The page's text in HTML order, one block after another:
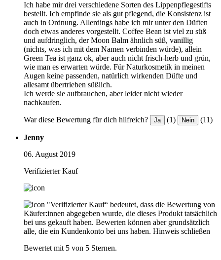
Ich habe mir drei verschiedene Sorten des Lippenpflegestifts
bestellt. Ich empfinde sie als gut pflegend, die Konsistenz ist
auch in Ordnung. Allerdings habe ich mir unter den Düften
doch etwas anderes vorgestellt. Coffee Bean ist viel zu süß
und aufdringlich, der Moon Balm ähnlich süß, vanillig
(nichts, was ich mit dem Namen verbinden würde), allein
Green Tea ist ganz ok, aber auch nicht frisch-herb und grün,
wie man es erwarten würde. Für Naturkosmetik in meinen
Augen keine passenden, natürlich wirkenden Düfte und
allesamt übertrieben süßlich.
Ich werde sie aufbrauchen, aber leider nicht wieder
nachkaufen.
War diese Bewertung für dich hilfreich? Ja (1) Nein (11)
Jenny
06. August 2019
Verifizierter Kauf
"Verifizierter Kauf“ bedeutet, dass die Bewertung von
Käufer:innen abgegeben wurde, die dieses Produkt tatsächlich
bei uns gekauft haben. Bewerten können aber grundsätzlich
alle, die ein Kundenkonto bei uns haben. Hinweis schließen
Bewertet mit 5 von 5 Sternen.